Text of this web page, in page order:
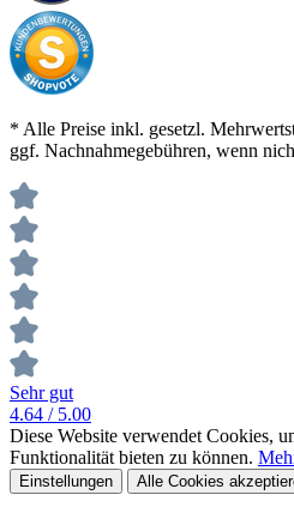
* Alle Preise inkl. gesetzl.
ggf. Nachnahmegebühren, wenn
Sehr gut
4.64 / 5.00
Diese Website verwendet Cookies,
Funktionalität bieten zu können.
Einstellungen Alle Cookies